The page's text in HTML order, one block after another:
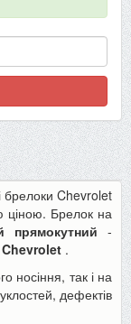
брелоки Chevrolet
ціною. Брелок на
прямокутний -
Chevrolet .
носіння, так і на
дефектів